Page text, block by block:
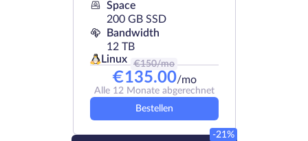
Space
200 GB SSD
Bandwidth
12 TB
Linux
€150/mo
€135.00/mo
Alle 12 Monate abgerechnet
Bestellen
-21%